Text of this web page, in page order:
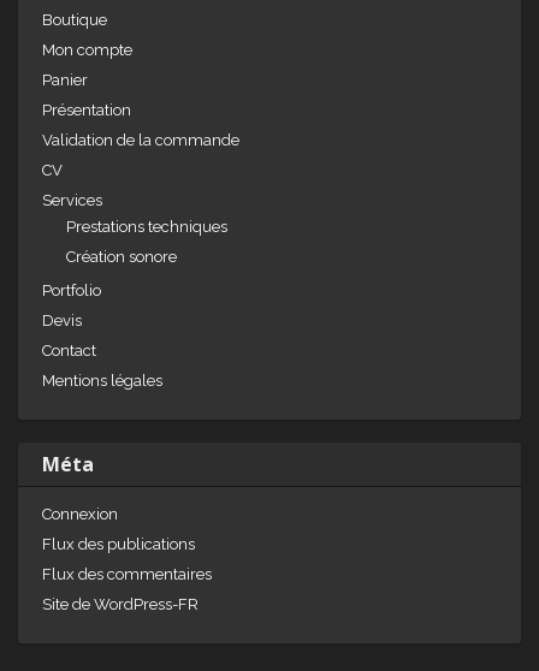
Boutique
Mon compte
Panier
Présentation
Validation de la commande
CV
Services
Prestations techniques
Création sonore
Portfolio
Devis
Contact
Mentions légales
Méta
Connexion
Flux des publications
Flux des commentaires
Site de WordPress-FR